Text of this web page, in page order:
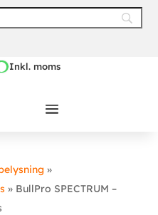
Inkl. moms
»
» BullPro SPECTRUM –